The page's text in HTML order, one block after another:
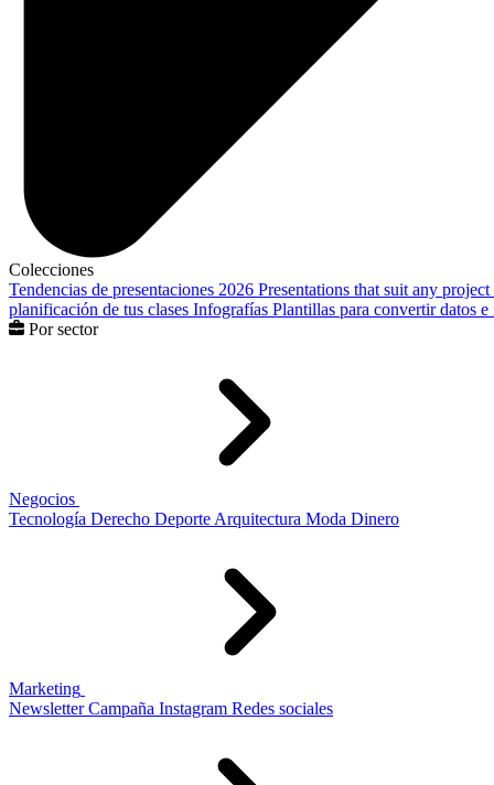
Colecciones
Tendencias de presentaciones 2026 Presentations that suit any project
planificación de tus clases Infografías Plantillas para convertir datos
Por sector
Negocios
Tecnología Derecho Deporte Arquitectura Moda Dinero
Marketing
Newsletter Campaña Instagram Redes sociales